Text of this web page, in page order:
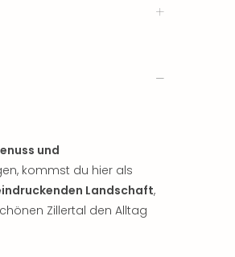
und
kommst du hier als
Landschaft,
Zillertal den Alltag